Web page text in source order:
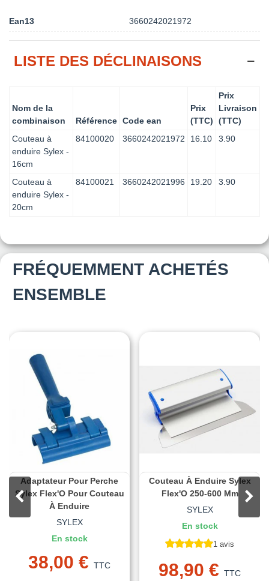
Ean13 3660242021972
LISTE DES DÉCLINAISONS
Nom de la
combinaison
Référence Code ean
Prix
(TTC)
Prix
Livraison
(TTC)
Couteau à
enduire Sylex -
16cm
84100020 3660242021972 16.10 3.90
Couteau à
enduire Sylex -
20cm
84100021 3660242021996 19.20 3.90
FRÉQUEMMENT ACHETÉS
ENSEMBLE
Adaptateur Pour Perche
Sylex Flex'O Pour Couteau
À Enduire
SYLEX
En stock
38,00 € TTC
Couteau À Enduire Sylex
Flex'O 250-600 Mm
SYLEX
En stock
1 avis
98,90 € TTC